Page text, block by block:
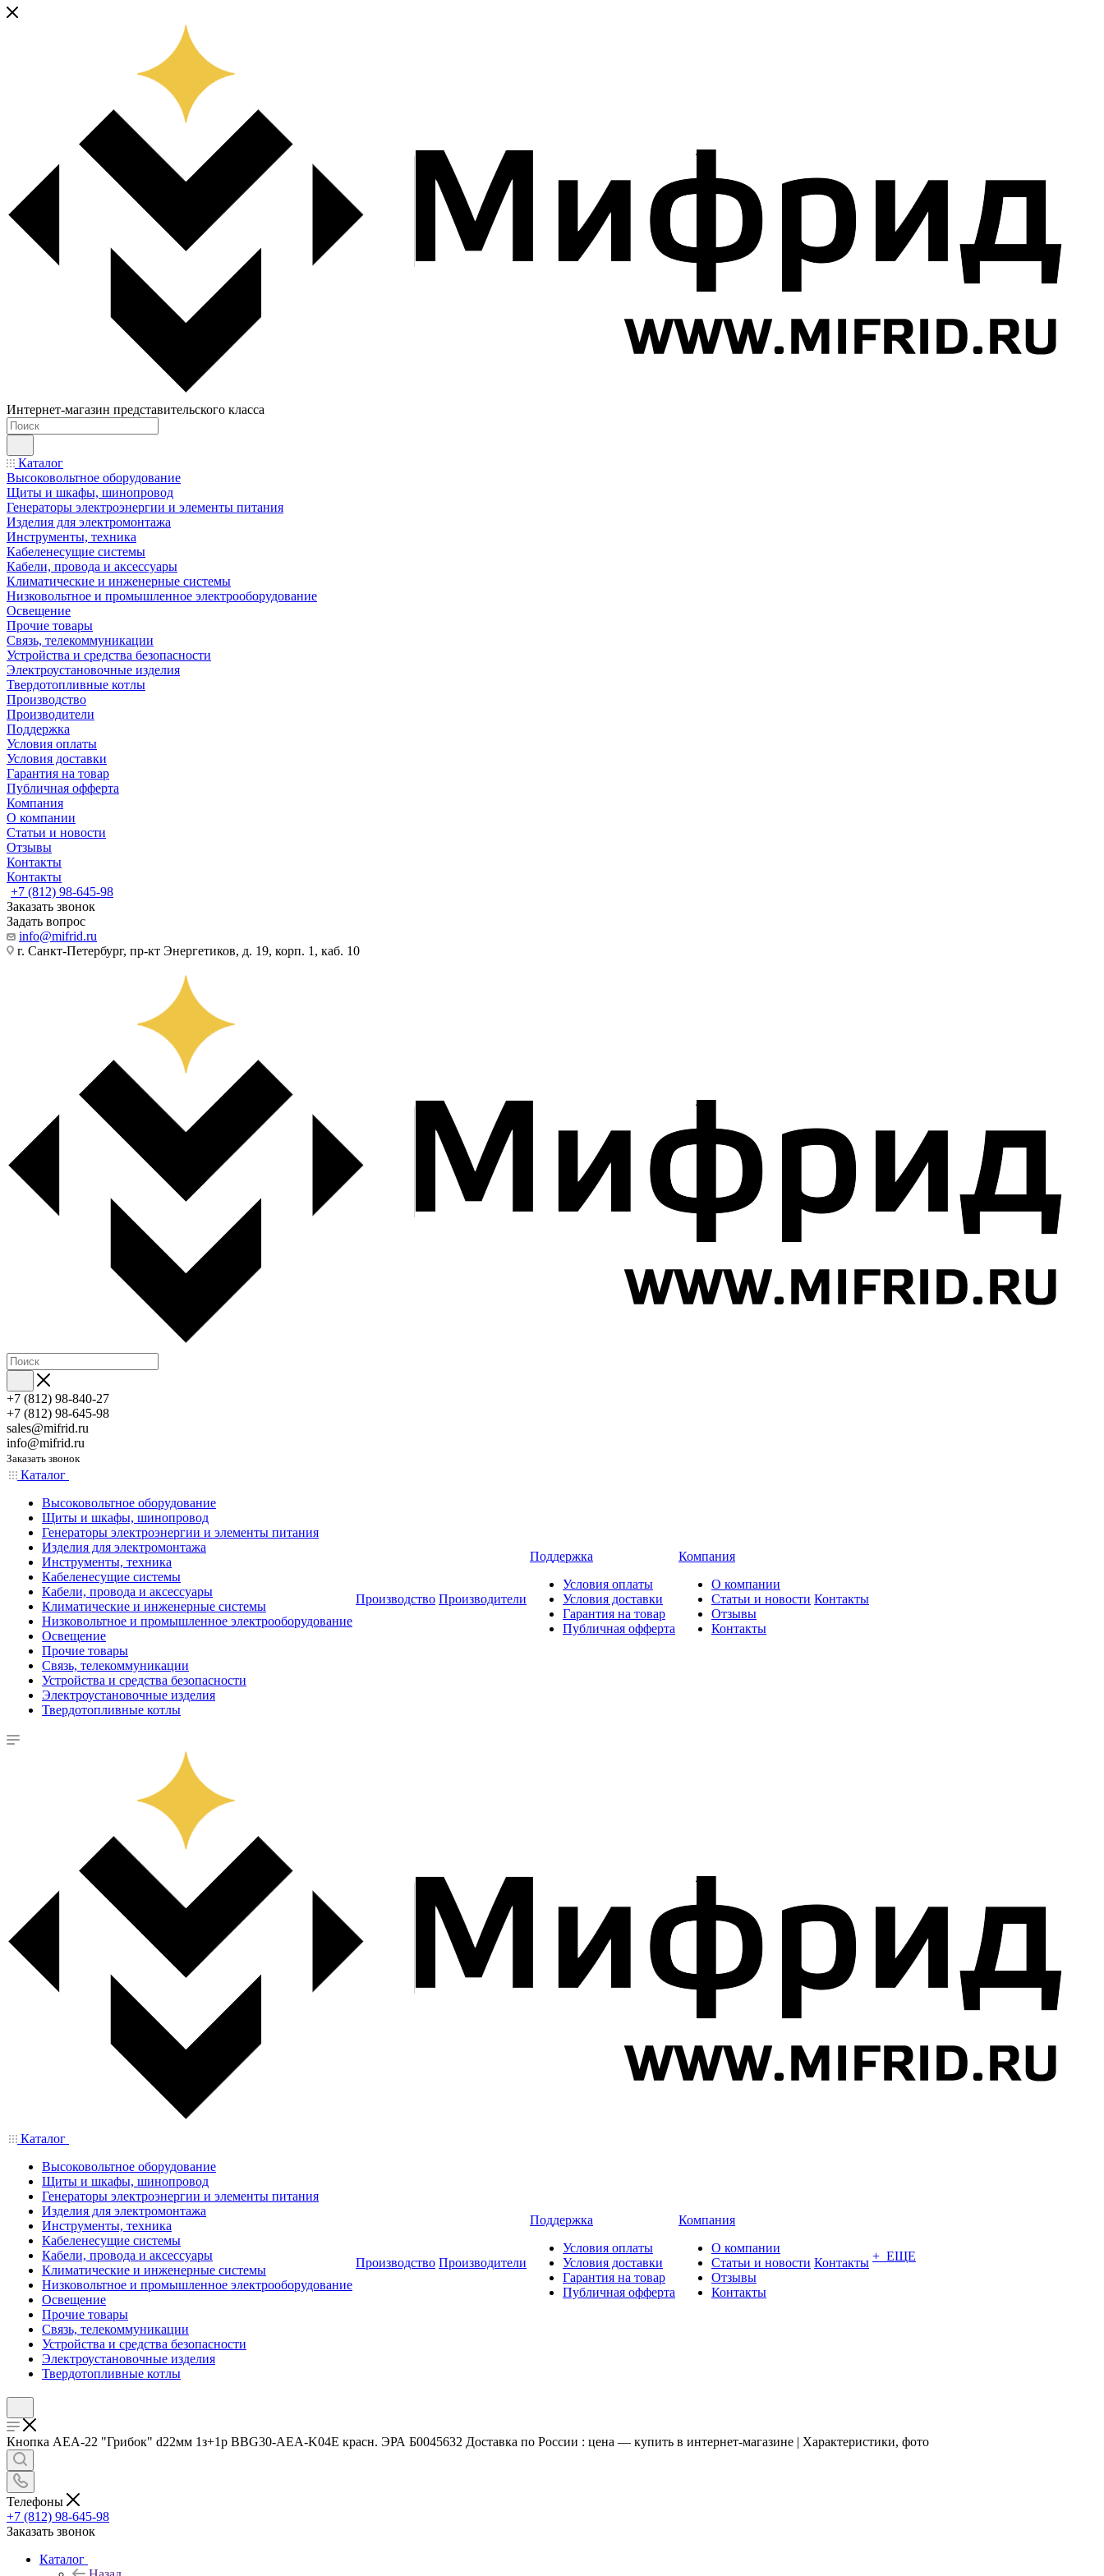
Интернет-магазин представительского класса
Каталог
Высоковольтное оборудование
Щиты и шкафы, шинопровод
Генераторы электроэнергии и элементы питания
Изделия для электромонтажа
Инструменты, техника
Кабеленесущие системы
Кабели, провода и аксессуары
Климатические и инженерные системы
Низковольтное и промышленное электрооборудование
Освещение
Прочие товары
Связь, телекоммуникации
Устройства и средства безопасности
Электроустановочные изделия
Твердотопливные котлы
Производство
Производители
Поддержка
Условия оплаты
Условия доставки
Гарантия на товар
Публичная офферта
Компания
О компании
Статьи и новости
Отзывы
Контакты
Контакты
+7 (812) 98-645-98
Заказать звонок
Задать вопрос
info@mifrid.ru
г. Санкт-Петербург, пр-кт Энергетиков, д. 19, корп. 1, каб. 10
+7 (812) 98-840-27
+7 (812) 98-645-98
sales@mifrid.ru
info@mifrid.ru
Заказать звонок
Каталог
Высоковольтное оборудование
Щиты и шкафы, шинопровод
Генераторы электроэнергии и элементы питания
Изделия для электромонтажа
Инструменты, техника
Кабеленесущие системы
Кабели, провода и аксессуары
Климатические и инженерные системы
Низковольтное и промышленное электрооборудование
Освещение
Прочие товары
Связь, телекоммуникации
Устройства и средства безопасности
Электроустановочные изделия
Твердотопливные котлы
Производство Производители
Поддержка
Условия оплаты
Условия доставки
Гарантия на товар
Публичная офферта
Компания
О компании
Статьи и новости
Отзывы
Контакты
Контакты
Каталог
Высоковольтное оборудование
Щиты и шкафы, шинопровод
Генераторы электроэнергии и элементы питания
Изделия для электромонтажа
Инструменты, техника
Кабеленесущие системы
Кабели, провода и аксессуары
Климатические и инженерные системы
Низковольтное и промышленное электрооборудование
Освещение
Прочие товары
Связь, телекоммуникации
Устройства и средства безопасности
Электроустановочные изделия
Твердотопливные котлы
Производство Производители
Поддержка
Условия оплаты
Условия доставки
Гарантия на товар
Публичная офферта
Компания
О компании
Статьи и новости
Отзывы
Контакты
Контакты + ЕЩЕ
Кнопка AEA-22 "Грибок" d22мм 1з+1р BBG30-AEA-K04E красн. ЭРА Б0045632 Доставка по России : цена — купить в интернет-магазине | Характеристики, фото
Телефоны
+7 (812) 98-645-98
Заказать звонок
Каталог